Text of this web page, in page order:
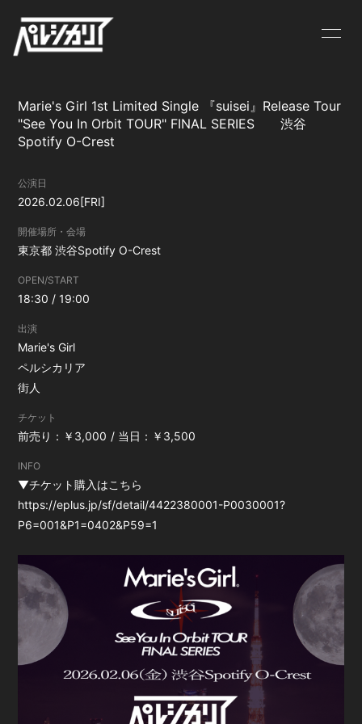
BIOGRAPHY MV
DISCOGRAPHY
CONTACT
Marie's Girl 1st Limited Single 『suisei』Release Tour
"See You In Orbit TOUR" FINAL SERIES 渋谷
Spotify O-Crest
公演日
2026.02.06[FRI]
開催場所・会場
東京都渋谷Spotify O-Crest
OPEN/START
18:30 / 19:00
出演
Marie's Girl
ペルシカリア
街人
チケット
前売り：￥3,000 当日：￥3,500
INFO
▼チケット購入はこちら
https://eplus.jp/sf/detail/4422380001-P0030001?
P6=001&P1=0402&P59=1